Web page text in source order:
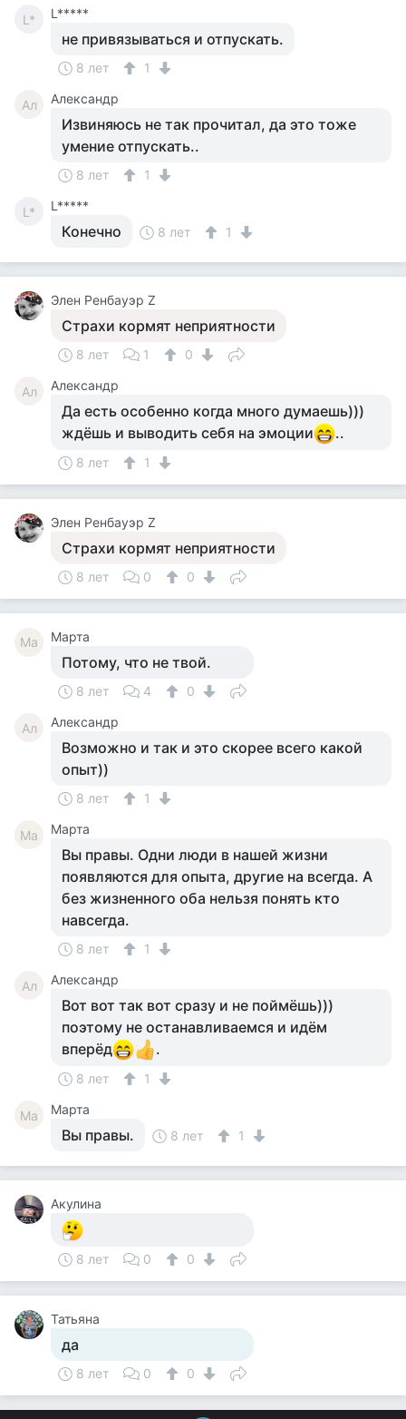
L* L*****
не привязываться и отпускать.
8 лет 1
Ал Александр
Извиняюсь не так прочитал, да это тоже
умение отпускать..
8 лет 1
L* L*****
Конечно 8 лет 1
Элен Ренбауэр Z
Страхи кормят неприятности
8 лет 1 0
Ал Александр
Да есть особенно когда много думаешь)))
ждёшь и выводить себя на эмоции
..
8 лет 1
Элен Ренбауэр Z
Страхи кормят неприятности
8 лет 0 0
Ма Марта
Потому, что не твой.
8 лет 4 0
Ал Александр
Возможно и так и это скорее всего какой
опыт))
8 лет 1
Ма Марта
Вы правы. Одни люди в нашей жизни
появляются для опыта, другие на всегда. А
без жизненного оба нельзя понять кто
навсегда.
8 лет 1
Ал Александр
Вот вот так вот сразу и не поймёшь)))
поэтому не останавливаемся и идём
вперёд
.
8 лет 1
Ма Марта
Вы правы. 8 лет 1
Акулина
8 лет 0 0
Татьяна
да
8 лет 0 0